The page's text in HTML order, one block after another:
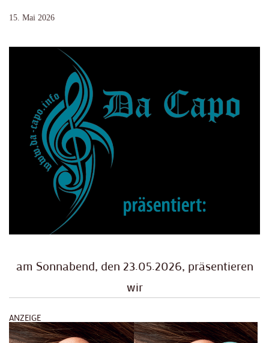
15. Mai 2026
am Sonnabend, den 23.05.2026, präsentieren
wir
ANZEIGE